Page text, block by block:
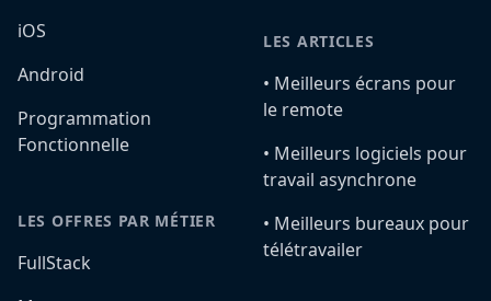
iOS
Android
Programmation
Fonctionnelle
LES OFFRES PAR MÉTIER
FullStack
LES ARTICLES
•️ Meilleurs écrans pour
le remote
•️ Meilleurs logiciels pour
travail asynchrone
•️ Meilleurs bureaux pour
télétravailer